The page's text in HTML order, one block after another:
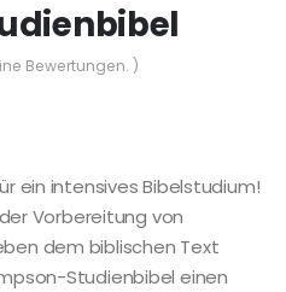
Bewertungen. )
ein intensives Bibelstudium!
Vorbereitung von
dem biblischen Text
Studienbibel einen